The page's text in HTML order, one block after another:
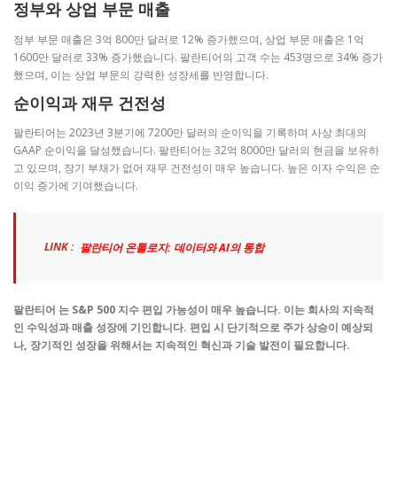
정부와 상업 부문 매출
정부 부문 매출은 3억 800만 달러로 12% 증가했으며, 상업 부문 매출은 1억
1600만 달러로 33% 증가했습니다. 팔란티어의 고객 수는 453명으로 34% 증가
했으며, 이는 상업 부문의 강력한 성장세를 반영합니다.
순이익과 재무 건전성
팔란티어는 2023년 3분기에 7200만 달러의 순이익을 기록하며 사상 최대의
GAAP 순이익을 달성했습니다. 팔란티어는 32억 8000만 달러의 현금을 보유하
고 있으며, 장기 부채가 없어 재무 건전성이 매우 높습니다. 높은 이자 수익은 순
이익 증가에 기여했습니다.
LINK : 팔란티어 온톨로지: 데이터와 AI의 통합
팔란티어 는 S&P 500 지수 편입 가능성이 매우 높습니다. 이는 회사의 지속적
인 수익성과 매출 성장에 기인합니다. 편입 시 단기적으로 주가 상승이 예상되
나, 장기적인 성장을 위해서는 지속적인 혁신과 기술 발전이 필요합니다.